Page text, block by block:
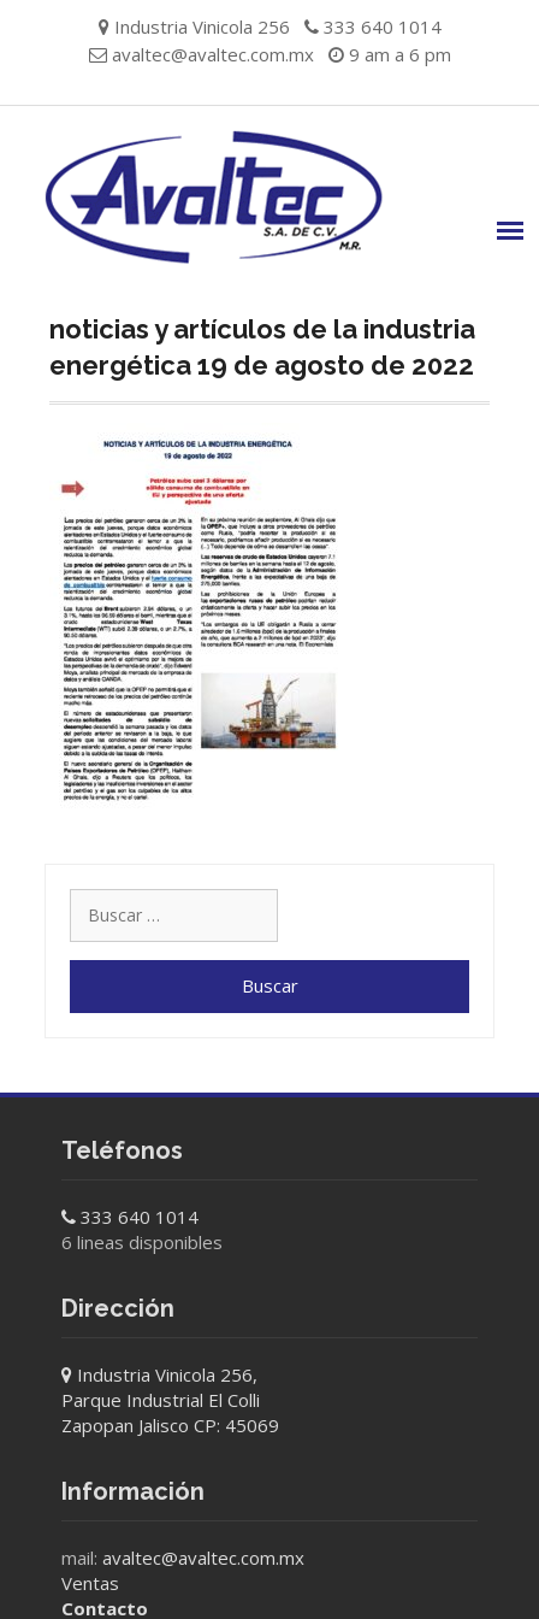
Industria Vinicola 256
333 640 1014
avaltec@avaltec.com.mx
9 am a 6 pm
noticias y artículos de la industria
energética 19 de agosto de 2022
Teléfonos
333 640 1014
6 lineas disponibles
Dirección
Industria Vinicola 256,
Parque Industrial El Colli
Zapopan Jalisco CP: 45069
Información
mail: avaltec@avaltec.com.mx
Ventas
Contacto